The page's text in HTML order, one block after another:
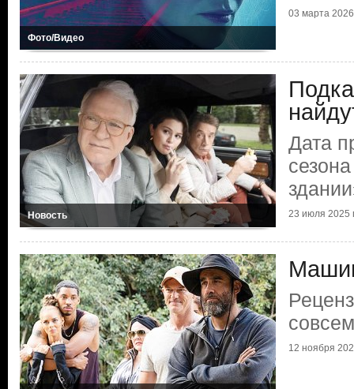
Фото/Видео
03 марта 2026
Новость
Дата
23 июля 2025
12 ноября